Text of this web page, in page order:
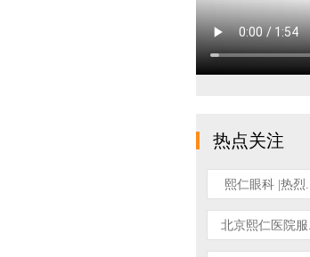
热点关注
熙仁眼科 |热烈..
北京熙仁医院服..